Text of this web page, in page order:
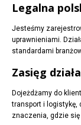
Legalna
Jesteśmy
uprawnieniami.
standardami
Zasięg
Dojeżdżamy do
transport i logistykę,
znaczenia, gdzie